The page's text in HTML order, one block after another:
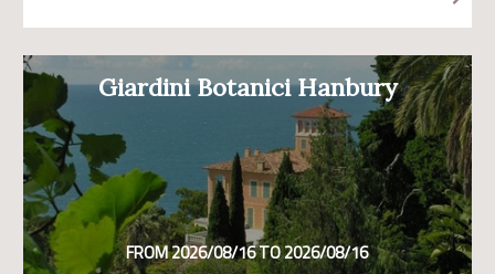
Giardini Botanici Hanbury
FROM 2026/08/16 TO 2026/08/16